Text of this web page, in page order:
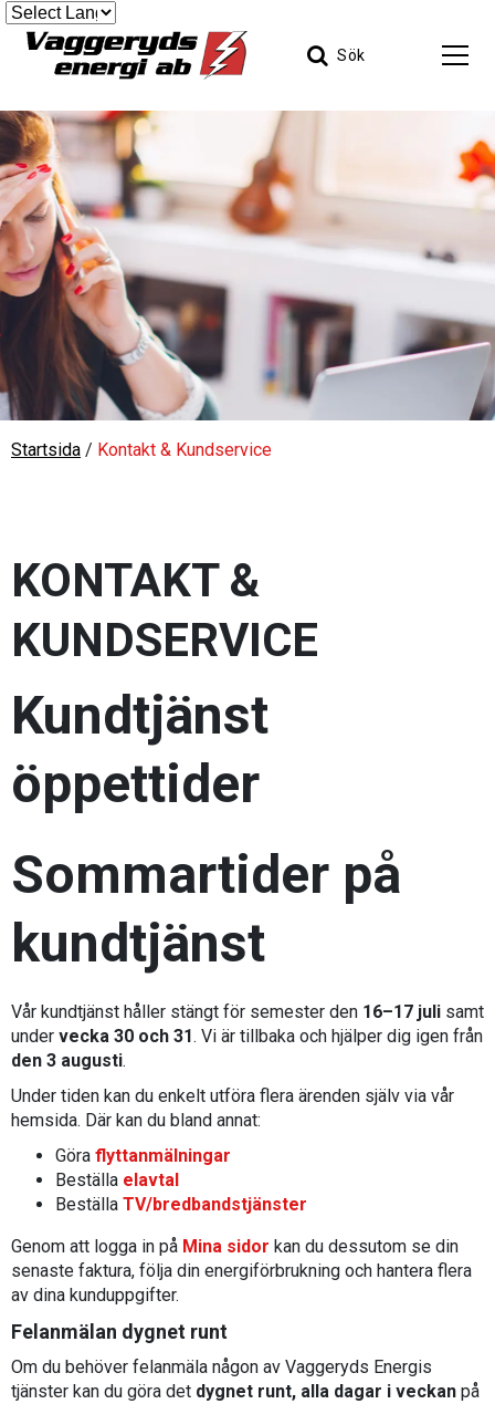
Sök
Startsida / Kontakt & Kundservice
KONTAKT &
KUNDSERVICE
Kundtjänst
öppettider
Sommartider på
kundtjänst
Vår kundtjänst håller stängt för semester den 16–17 juli samt
under vecka 30 och 31. Vi är tillbaka och hjälper dig igen från
den 3 augusti.
Under tiden kan du enkelt utföra flera ärenden själv via vår
hemsida. Där kan du bland annat:
Göra flyttanmälningar
Beställa elavtal
Beställa TV/bredbandstjänster
Genom att logga in på Mina sidor kan du dessutom se din
senaste faktura, följa din energiförbrukning och hantera flera
av dina kunduppgifter.
Felanmälan dygnet runt
Om du behöver felanmäla någon av Vaggeryds Energis
tjänster kan du göra det dygnet runt, alla dagar i veckan på